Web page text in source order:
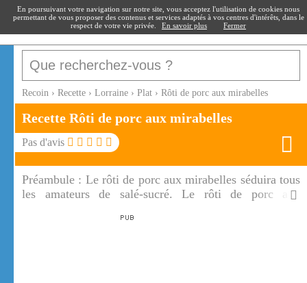
recoin.fr
Recoin › Recette › Lorraine › Plat › Rôti de porc aux mirabelles
Recette Rôti de porc aux mirabelles
Pas d'avis
Préambule : Le rôti de porc aux mirabelles séduira tous
les amateurs de salé-sucré. Le rôti de porc aux
de la saison des mirabelles.
En poursuivant votre navigation sur notre site, vous acceptez l'utilisation de cookies nous
permettant de vous proposer des contenus et services adaptés à vos centres d'intérêts, dans le
respect de votre vie privée.
En savoir plus Fermer